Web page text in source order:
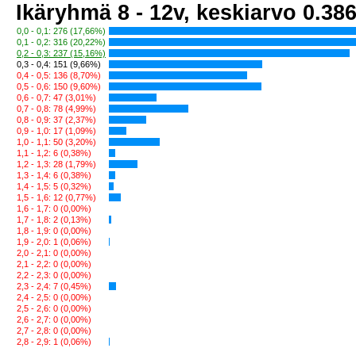
Ikäryhmä 8 - 12v, keskiarvo
0,0 - 0,1: 276 (17,66%)
0,1 - 0,2: 316 (20,22%)
0,2 - 0,3: 237 (15,16%)
0,3 - 0,4: 151 (9,66%)
0,4 - 0,5: 136 (8,70%)
0,5 - 0,6: 150 (9,60%)
0,6 - 0,7: 47 (3,01%)
0,7 - 0,8: 78 (4,99%)
0,8 - 0,9: 37 (2,37%)
0,9 - 1,0: 17 (1,09%)
1,0 - 1,1: 50 (3,20%)
1,1 - 1,2: 6 (0,38%)
1,2 - 1,3: 28 (1,79%)
1,3 - 1,4: 6 (0,38%)
1,4 - 1,5: 5 (0,32%)
1,5 - 1,6: 12 (0,77%)
1,6 - 1,7: 0 (0,00%)
1,7 - 1,8: 2 (0,13%)
1,8 - 1,9: 0 (0,00%)
1,9 - 2,0: 1 (0,06%)
2,0 - 2,1: 0 (0,00%)
2,1 - 2,2: 0 (0,00%)
2,2 - 2,3: 0 (0,00%)
2,3 - 2,4: 7 (0,45%)
2,4 - 2,5: 0 (0,00%)
2,5 - 2,6: 0 (0,00%)
2,6 - 2,7: 0 (0,00%)
2,7 - 2,8: 0 (0,00%)
2,8 - 2,9: 1 (0,06%)